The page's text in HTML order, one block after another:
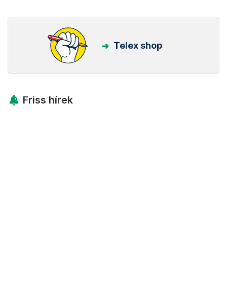
Telex shop
Friss hírek